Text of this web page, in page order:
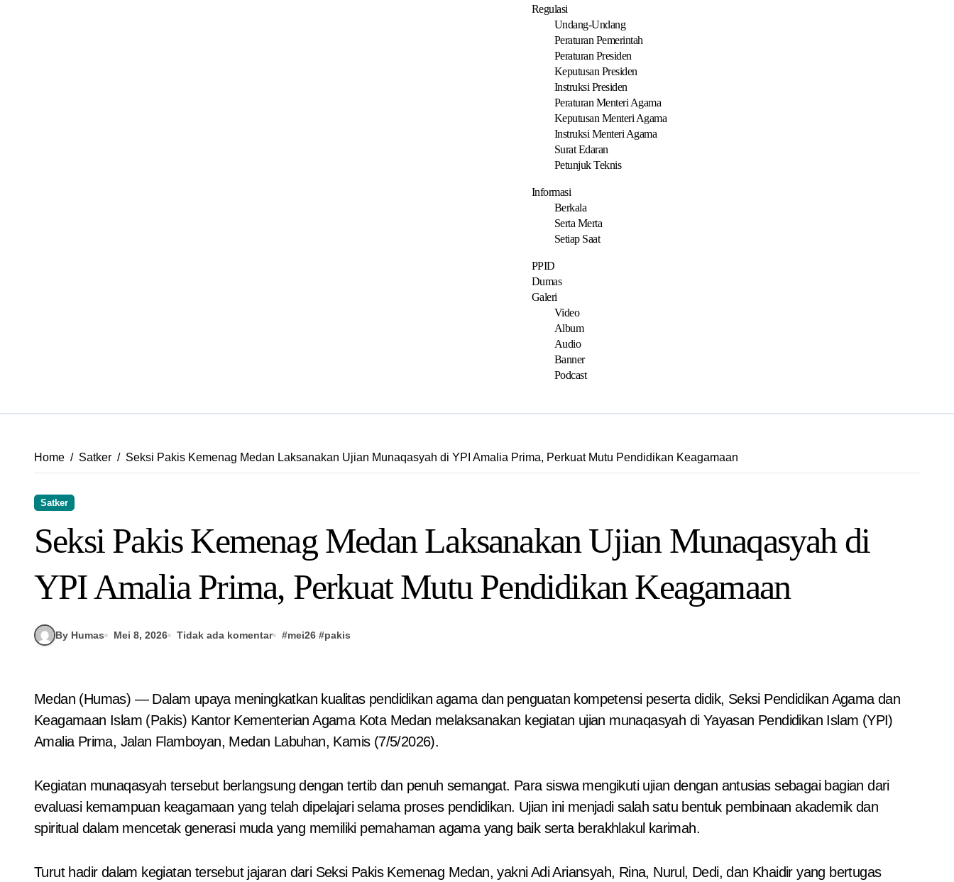
Regulasi
Undang-Undang
Peraturan Pemerintah
Peraturan Presiden
Keputusan Presiden
Instruksi Presiden
Peraturan Menteri Agama
Keputusan Menteri Agama
Instruksi Menteri Agama
Surat Edaran
Petunjuk Teknis
Informasi
Berkala
Serta Merta
Setiap Saat
PPID
Dumas
Galeri
Video
Album
Audio
Banner
Podcast
Home Satker Seksi Pakis Kemenag Medan Laksanakan Ujian Munaqasyah di YPI Amalia Prima, Perkuat Mutu Pendidikan Keagamaan
Satker
Seksi Pakis Kemenag Medan Laksanakan Ujian Munaqasyah di
YPI Amalia Prima, Perkuat Mutu Pendidikan Keagamaan
By Humas Mei 8, 2026 Tidak ada komentar #mei26 #pakis
Medan (Humas) — Dalam upaya meningkatkan kualitas pendidikan agama dan penguatan kompetensi peserta didik, Seksi Pendidikan Agama dan
Keagamaan Islam (Pakis) Kantor Kementerian Agama Kota Medan melaksanakan kegiatan ujian munaqasyah di Yayasan Pendidikan Islam (YPI)
Amalia Prima, Jalan Flamboyan, Medan Labuhan, Kamis (7/5/2026).
Kegiatan munaqasyah tersebut berlangsung dengan tertib dan penuh semangat. Para siswa mengikuti ujian dengan antusias sebagai bagian dari
evaluasi kemampuan keagamaan yang telah dipelajari selama proses pendidikan. Ujian ini menjadi salah satu bentuk pembinaan akademik dan
spiritual dalam mencetak generasi muda yang memiliki pemahaman agama yang baik serta berakhlakul karimah.
Turut hadir dalam kegiatan tersebut jajaran dari Seksi Pakis Kemenag Medan, yakni Adi Ariansyah, Rina, Nurul, Dedi, dan Khaidir yang bertugas